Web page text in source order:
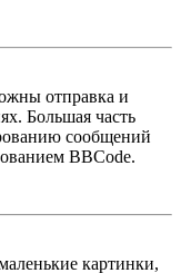
отправка и
Большая часть
сообщений
BBCode.
картинки,